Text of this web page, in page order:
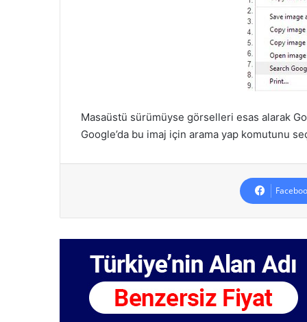
Masaüstü sürümüyse görselleri esas alarak
Google’da bu imaj için arama yap komutunu